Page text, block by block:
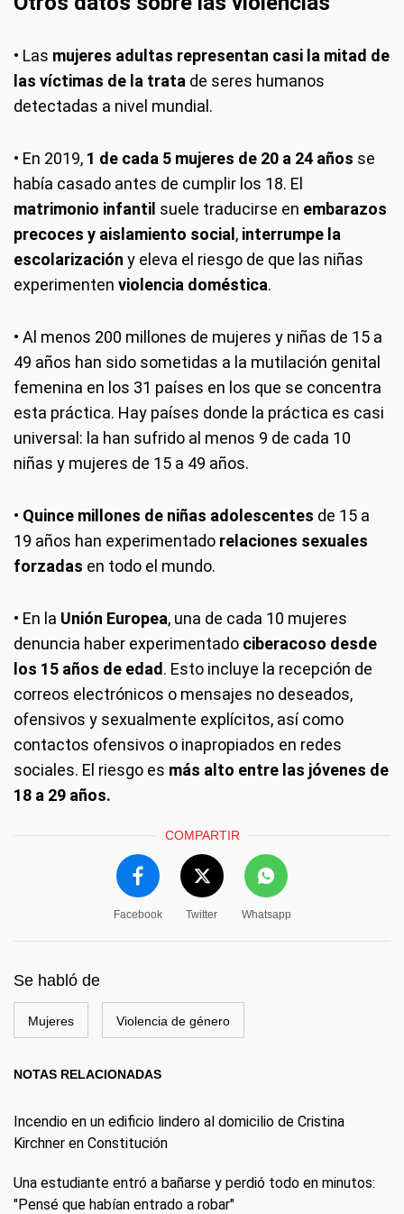
• Las mujeres adultas representan casi la mitad de
las víctimas de la trata de seres humanos
detectadas a nivel mundial.
• En 2019, 1 de cada 5 mujeres de 20 a 24 años se
había casado antes de cumplir los 18. El
matrimonio infantil suele traducirse en embarazos
precoces y aislamiento social , interrumpe la
escolarización y eleva el riesgo de que las niñas
experimenten violencia doméstica.
• Al menos 200 millones de mujeres y niñas de 15 a
49 años han sido sometidas a la mutilación genital
femenina en los 31 países en los que se concentra
esta práctica. Hay países donde la práctica es casi
universal: la han sufrido al menos 9 de cada 10
niñas y mujeres de 15 a 49 años.
• Quince millones de niñas adolescentes de 15 a
19 años han experimentado relaciones sexuales
forzadas en todo el mundo.
• En la Unión Europea, una de cada 10 mujeres
denuncia haber experimentado ciberacoso desde
los 15 años de edad . Esto incluye la recepción de
correos electrónicos o mensajes no deseados,
ofensivos y sexualmente explícitos, así como
contactos ofensivos o inapropiados en redes
sociales. El riesgo es más alto entre las jóvenes de
18 a 29 años.
COMPARTIR
Facebook Twitter Whatsapp
Se habló de
Mujeres Violencia de género
NOTAS RELACIONADAS
Incendio en un edificio lindero al domicilio de Cristina
Kirchner en Constitución
Una estudiante entró a bañarse y perdió todo en minutos:
"Pensé que habían entrado a robar"